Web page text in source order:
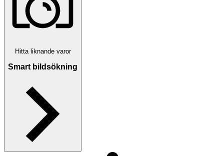
Hitta liknande varor
Smart bildsökning